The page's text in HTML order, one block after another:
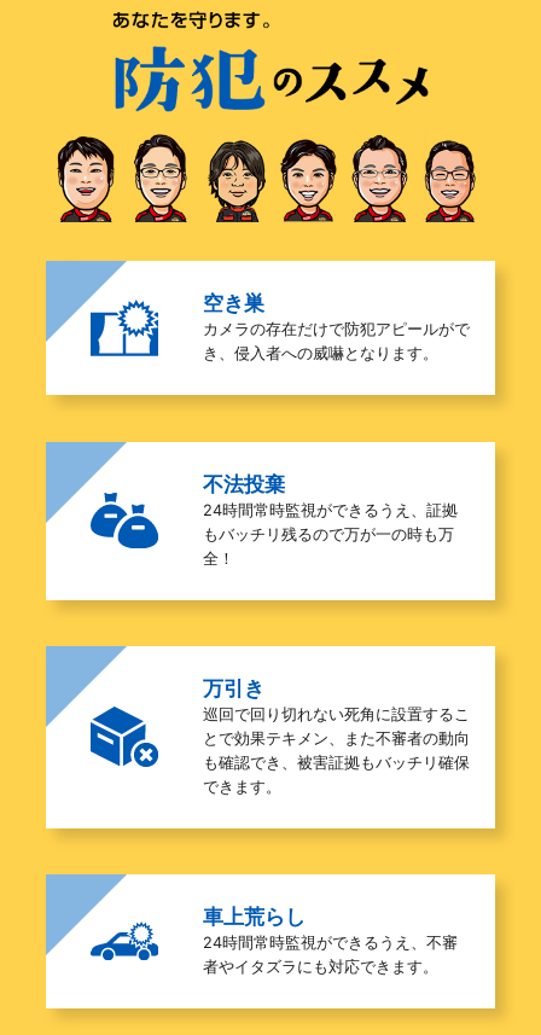
空き巣
カメラの存在だけで防犯アピールがで
き、侵入者への威嚇となります。
不法投棄
24時間常時監視ができるうえ、証拠
もバッチリ残るので万が一の時も万
全！
万引き
巡回で回り切れない死角に設置するこ
とで効果テキメン、また不審者の動向
も確認でき、被害証拠もバッチリ確保
できます。
車上荒らし
24時間常時監視ができるうえ、不審
者やイタズラにも対応できます。